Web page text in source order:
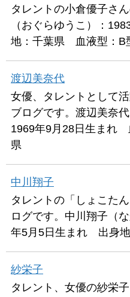
タレントの小倉優子さ
（おぐらゆうこ）：
地：千葉県 血液型：B
渡辺美奈代
女優、タレントとして
ブログです。渡辺美奈
1969年9月28日生まれ
県
中川翔子
タレントの「しょこた
ログです。中川翔子（
年5月5日生まれ 出身
紗栄子
タレント、女優の紗栄